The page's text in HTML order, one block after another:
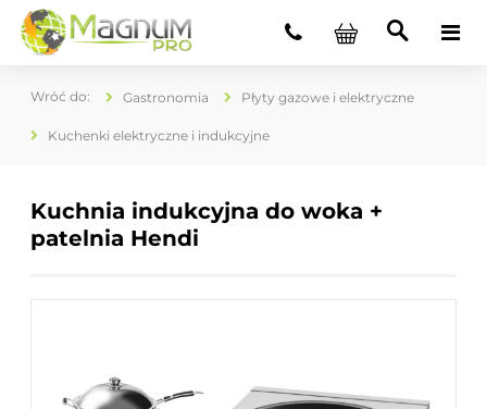
Gastronomia Płyty gazowe i elektryczne
Kuchenki elektryczne i indukcyjne
Kuchnia indukcyjna do woka +
patelnia Hendi